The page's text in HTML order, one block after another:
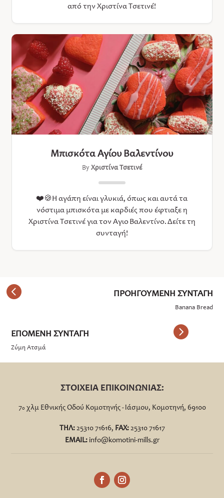
από την Χριστίνα Τσετινέ!
Μπισκότα Αγίου Βαλεντίνου
By Χριστίνα Τσετινέ
❤️🍪Η αγάπη είναι γλυκιά, όπως και αυτά τα
νόστιμα μπισκότα με καρδιές που έφτιαξε η
Χριστίνα Τσετινέ για τον Άγιο Βαλεντίνο. Δείτε τη
συνταγή!
Banana Bread
Ζύμη Ατσμά
ΣΤΟΙΧΕΙΑ ΕΠΙΚΟΙΝΩΝΙΑΣ:
7ο χλμ Εθνικής Οδού Κομοτηνής - Ιάσμου, Κομοτηνή, 69100
ΤΗΛ:25310 71616, FΑΧ:25310 71617
EMAIL: info@komotini-mills.gr